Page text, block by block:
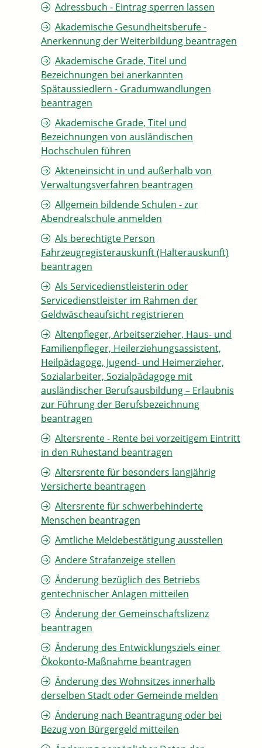
Adressbuch - Eintrag sperren lassen
Akademische Gesundheitsberufe -
Anerkennung der Weiterbildung beantragen
Akademische Grade, Titel und
Bezeichnungen bei anerkannten
Spätaussiedlern - Gradumwandlungen
beantragen
Akademische Grade, Titel und
Bezeichnungen von ausländischen
Hochschulen führen
Akteneinsicht in und außerhalb von
Verwaltungsverfahren beantragen
Allgemein bildende Schulen - zur
Abendrealschule anmelden
Als berechtigte Person
Fahrzeugregisterauskunft (Halterauskunft)
beantragen
Als Servicedienstleisterin oder
Servicedienstleister im Rahmen der
Geldwäscheaufsicht registrieren
Altenpfleger, Arbeitserzieher, Haus- und
Familienpfleger, Heilerziehungsassistent,
Heilpädagoge, Jugend- und Heimerzieher,
Sozialarbeiter, Sozialpädagoge mit
ausländischer Berufsausbildung – Erlaubnis
zur Führung der Berufsbezeichnung
beantragen
Altersrente - Rente bei vorzeitigem Eintritt
in den Ruhestand beantragen
Altersrente für besonders langjährig
Versicherte beantragen
Altersrente für schwerbehinderte
Menschen beantragen
Amtliche Meldebestätigung ausstellen
Andere Strafanzeige stellen
Änderung bezüglich des Betriebs
gentechnischer Anlagen mitteilen
Änderung der Gemeinschaftslizenz
beantragen
Änderung des Entwicklungsziels einer
Ökokonto-Maßnahme beantragen
Änderung des Wohnsitzes innerhalb
derselben Stadt oder Gemeinde melden
Änderung nach Beantragung oder bei
Bezug von Bürgergeld mitteilen